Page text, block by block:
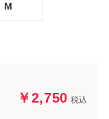
￥2,750 税込
M